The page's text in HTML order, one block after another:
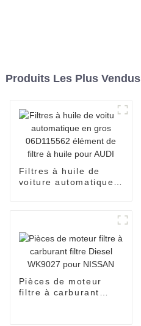
Produits Les Plus Vendus
Filtres à huile de
voiture automatique
Pièces de moteur
filtre à carburant